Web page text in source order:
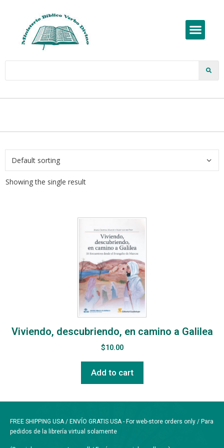
Showing the single result
Viviendo, descubriendo, en camino a Galilea
$10.00
Add to cart
FREE SHIPPING USA / ENVÍO GRATIS USA - For web-store orders only / Para
pedidos de la librería virtual solamente